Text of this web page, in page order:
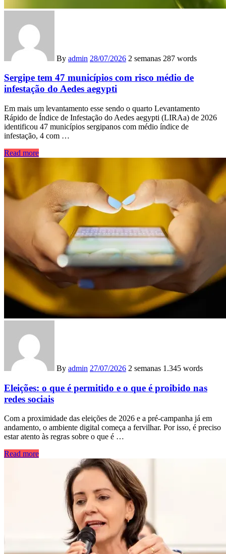
By admin 28/07/2026 2 semanas 287 words
Sergipe tem 47 municípios com risco médio de
infestação do Aedes aegypti
Em mais um levantamento esse sendo o quarto Levantamento
Rápido de Índice de Infestação do Aedes aegypti (LIRAa) de 2026
identificou 47 municípios sergipanos com médio índice de
infestação, 4 com …
Read more
By admin 27/07/2026 2 semanas 1.345 words
Eleições: o que é permitido e o que é proibido nas
redes sociais
Com a proximidade das eleições de 2026 e a pré-campanha já em
andamento, o ambiente digital começa a fervilhar. Por isso, é preciso
estar atento às regras sobre o que é …
Read more